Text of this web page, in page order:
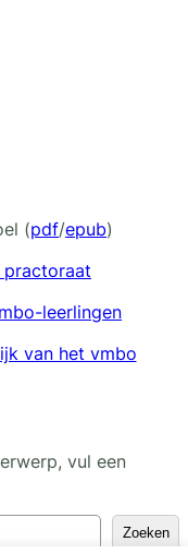
(pdf/epub)
practoraat
leerlingen
van het vmbo
vul een
Zoeken